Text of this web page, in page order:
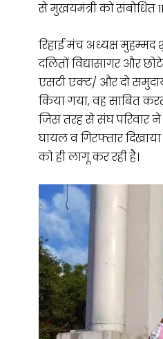
से मुखयमंत्री को संबोधित
रिहाई मंच अध्यक्ष
दलितों विद्यासागर और
एसटी एक्ट/ और दो
किया गया, वह साबित
जिस तरह से संघ परिवार
घायल व गिरफ्तार
को ही लागू कर रही है।